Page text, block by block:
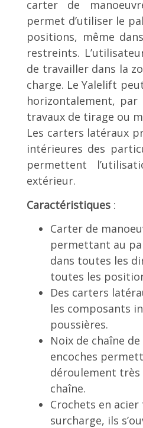
carter de
permet d’utiliser le
positions, même
restreints.
de travailler dans la
charge. Le Yalelift
horizontalement, par
travaux de tirage ou
Les carters latéraux
intérieures des
permettent
extérieur.
Caractéristiques :
Carter de
permettant au
dans toutes les
toutes les
Des carters
les composants
poussières.
Noix de chaîne
encoches
déroulement très
chaîne.
Crochets en acier
surcharge, ils